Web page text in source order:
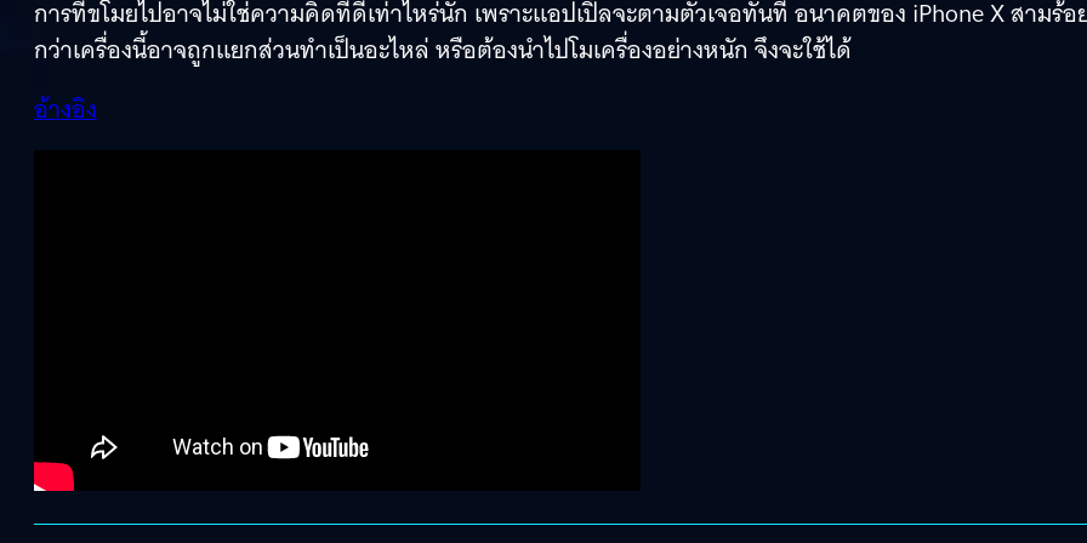
การที่ขโมยไปอาจไม่ใช่ความคิดที่ดีเท่าไหร่นัก เพราะแอปเปิ้ลจะตามตัวเจอทันที อนาคตของ iPhone X สามร้อ
กว่าเครื่องนี้อาจถูกแยกส่วนทำเป็นอะไหล่ หรือต้องนำไปโมเครื่องอย่างหนัก จึงจะใช้ได้
อ้างอิง